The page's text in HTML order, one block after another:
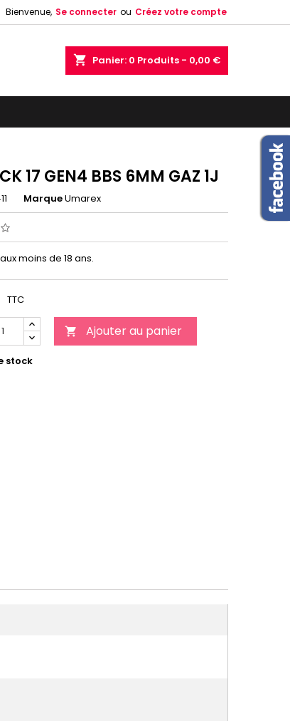
Bienvenue, Se connecter ou Créez votre compte
shopping_cart Panier: 0 Produits - 0,00 €
17 GEN4 BBS 6MM GAZ 1J
MarqueUmarex
moins de 18 ans.
TTC
 Ajouter au panier
stock